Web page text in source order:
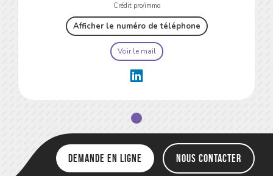
Crédit pro/immo
Afficher le numéro de téléphone
Voir le mail
Demande en ligne Nous contacter